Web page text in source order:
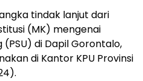
tindak lanjut dari
(MK) mengenai
di Dapil Gorontalo,
di Kantor KPU Provinsi